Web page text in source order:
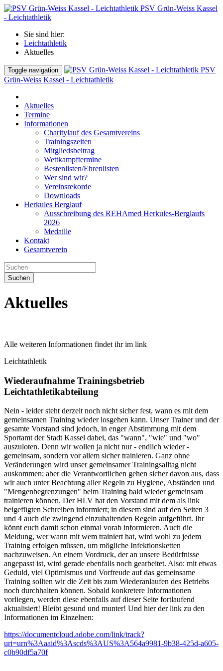
PSV Grün-Weiss Kassel
- Leichtathletik
Sie sind hier:
Leichtathletik
Aktuelles
Toggle navigation
PSV
Grün-Weiss Kassel - Leichtathletik
Aktuelles
Termine
Informationen
Charitylauf des Gesamtvereins
Trainingszeiten
Mitgliedsbeitrag
Wettkampftermine
Bestenlisten/Ehrenlisten
Wer sind wir?
Vereinsrekorde
Downloads
Herkules Berglauf
Ausschreibung des REHAmed Herkules-Berglaufs
2026
Medaille
Kontakt
Gesamtverein
Suchen
Aktuelles
Alle weiteren Informationen findet ihr im link
Leichtathletik
Wiederaufnahme Trainingsbetrieb
Leichtathletikabteilung
Nein - leider steht derzeit noch nicht sicher fest, wann es mit dem
gemeinsamen Training wieder losgehen kann. Unser Trainer und der
gesamte Vorstand sind jedoch, in enger Abstimmung mit dem
Sportamt der Stadt Kassel dabei, das "wann", "wie" und "wo"
auszuloten. Denn wir wollen ja nicht nur - endlich wieder -
gemeinsam, sondern vor allem sicher trainieren. Ganz ohne
Veränderungen wird unser gemeinsamer Trainingsalltag nicht
auskommen; aber die Verantwortlichen gehen sicher davon aus, dass
wir auch unter Beachtung aller Regeln zu Hygiene, Abständen und
"Mengenbegrenzungen" beim Training bald wieder gemeinsam
trainieren können. Der HLV hat den Vorstand mit dem als link
beigefügten Schreiben informiert; in diesem sind auf den Seiten 3
und 4 auch die zwingend einzuhaltenden Regeln aufgeführt. Ihr
könnt euch damit schon einmal vorab informieren. Auch die
Meldung, wer wann mit wem trainiert hat, wird wohl zu jedem
Training erfolgen müssen, um mögliche Infektionsketten
nachzuweisen. An einem Vordruck, der an unsere Bedürfnisse
angepasst ist, wird gerade ebenfalls noch gearbeitet. Also: mit etwas
Geduld, viel Optimismus und Vorfreude auf das gemeinsame
Training sollten wir die Zeit bis zum Wiederanlaufen des Betriebs
noch durchhalten können. Sobald konkretere Informationen
vorliegen, werden diese ebenfalls auf dieser Seite fortlaufend
aktualisiert! Bleibt gesund und munter! Und hier der link zu den
Informationen im Einzelnen:
https://documentcloud.adobe.com/link/track?
uri=urn%3Aaaid%3Ascds%3AUS%3A564a9981-9b38-425d-a605-
c0b90df5a70f